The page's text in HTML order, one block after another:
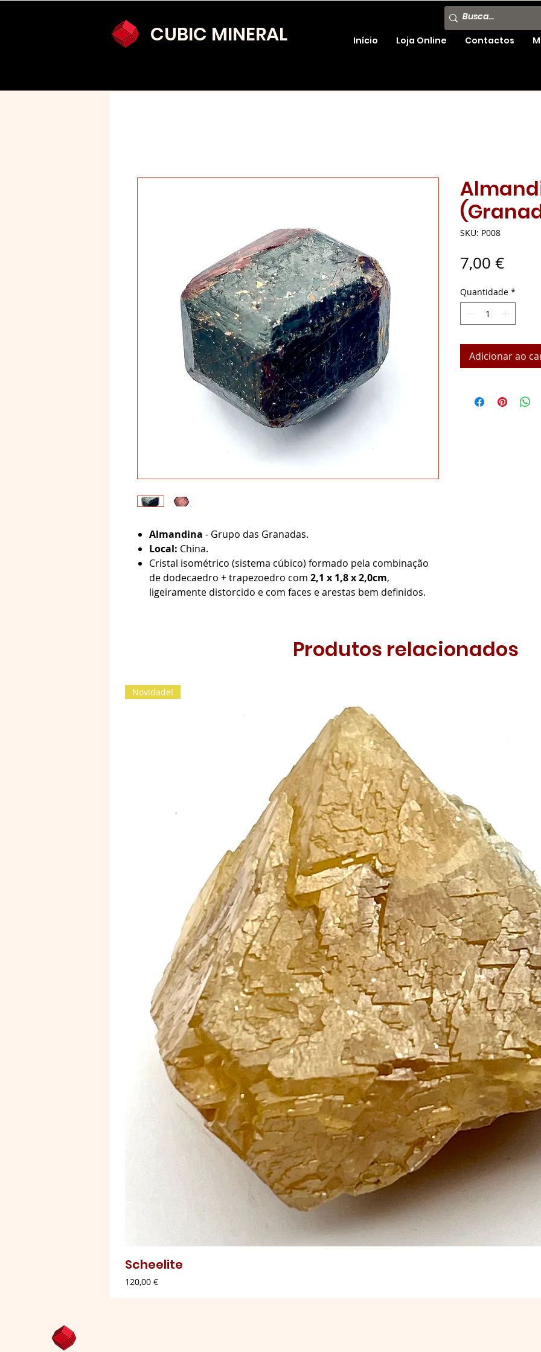
CUBIC MINERAL Início Loja Online Contactos
Almandina - Grupo das Granadas.
Local: China.
Cristal isométrico (sistema cúbico) formado pela combinação
de dodecaedro + trapezoedro com 2,1 x 1,8 x 2,0cm,
ligeiramente distorcido e com faces e arestas bem definidos.
SKU: P008
7,00 €Preço
Quantidade *
Adicionar ao
Produtos relacionados
Novidade!
Scheelite
Preço
120,00 €